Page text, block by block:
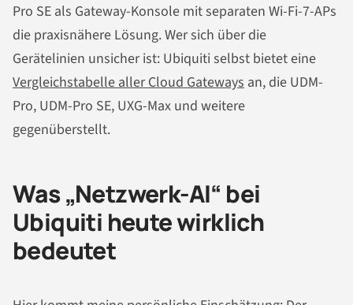
Pro SE als Gateway-Konsole mit separaten Wi-Fi-7-APs
die praxisnähere Lösung. Wer sich über die
Gerätelinien unsicher ist: Ubiquiti selbst bietet eine
Vergleichstabelle aller Cloud Gateways an, die UDM-
Pro, UDM-Pro SE, UXG-Max und weitere
gegenüberstellt.
Was „Netzwerk-AI“ bei
Ubiquiti heute wirklich
bedeutet